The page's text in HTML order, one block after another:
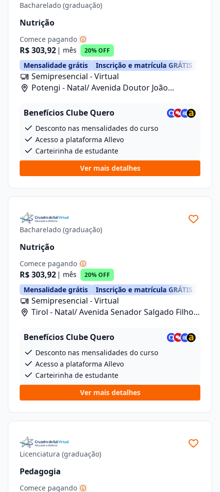
Bacharelado (graduação)
Nutrição
Comece pagando
R$ 303,92 | mês 20% OFF
Mensalidade grátis Inscrição e matrícula GRÁTIS
Semipresencial - Virtual
Potengi - Natal/ Avenida Doutor João
Benefícios Clube Quero
Desconto nas mensalidades do curso
Acesso a plataforma Allevo
Carteirinha de estudante
Ver mais detalhes
Bacharelado (graduação)
Nutrição
Comece pagando
R$ 303,92 | mês 20% OFF
Mensalidade grátis Inscrição e matrícula GRÁTIS
Semipresencial - Virtual
Tirol - Natal/ Avenida Senador Salgado Filho,
Benefícios Clube Quero
Desconto nas mensalidades do curso
Acesso a plataforma Allevo
Carteirinha de estudante
Ver mais detalhes
Licenciatura (graduação)
Pedagogia
Comece pagando